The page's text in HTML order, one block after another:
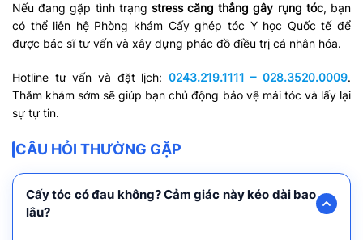
Nếu đang gặp tình trạng stress căng thẳng gây rụng tóc, bạn
có thể liên hệ Phòng khám Cấy ghép tóc Y học Quốc tế để
được bác sĩ tư vấn và xây dựng phác đồ điều trị cá nhân hóa.
Hotline tư vấn và đặt lịch: 0243.219.1111 – 028.3520.0009.
Thăm khám sớm sẽ giúp bạn chủ động bảo vệ mái tóc và lấy lại
sự tự tin.
CÂU HỎI THƯỜNG GẶP
Cấy tóc có đau không? Cảm giác này kéo dài bao
lâu?